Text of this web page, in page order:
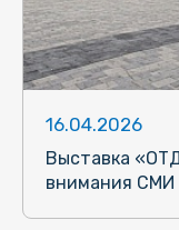
16.04.2026
Выставка
внимания СМИ